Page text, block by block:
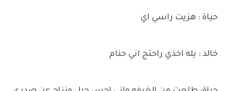
حياة : هزيت راسي اي
خالد : يله اخذي راحتج اني حنام